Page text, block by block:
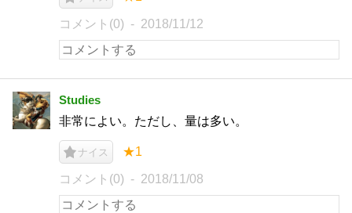
コメント(0) 2018/11/12
Studies
非常によい。ただし、量は多い。
ナイス ★1
コメント(0) 2018/11/08